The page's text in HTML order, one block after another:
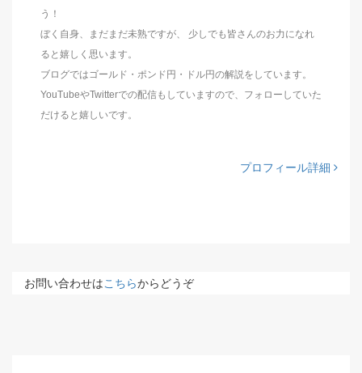
う！
ぼく自身、まだまだ未熟ですが、 少しでも皆さんのお力になれ
ると嬉しく思います。
ブログではゴールド・ポンド円・ドル円の解説をしています。
YouTubeやTwitterでの配信もしていますので、フォローしていた
だけると嬉しいです。
プロフィール詳細
お問い合わせはこちらからどうぞ